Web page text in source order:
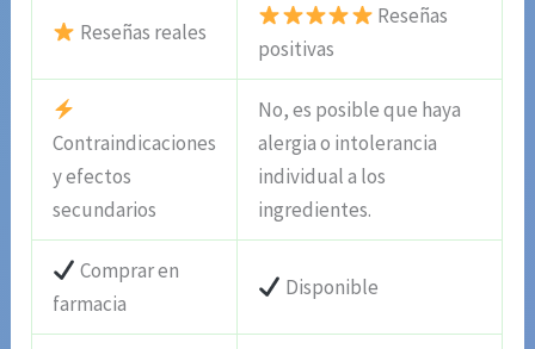
Reseñas reales
Reseñas
positivas
Contraindicaciones
y efectos
secundarios
No, es posible que haya
alergia o intolerancia
individual a los
ingredientes.
Comprar en
farmacia
Disponible